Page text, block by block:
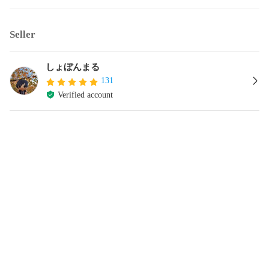
Seller
しょぼんまる
131
Verified account